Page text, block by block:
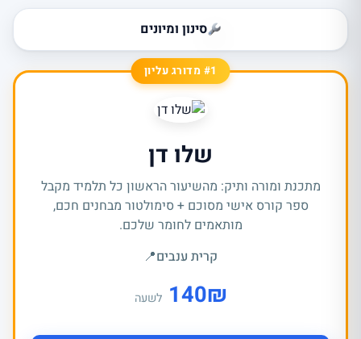
סינון ומיונים
#1 מדורג עליון
שלו דן
מתכנת ומורה ותיק: מהשיעור הראשון כל תלמיד מקבל
ספר קורס אישי מסוכם + סימולטור מבחנים חכם,
מותאמים לחומר שלכם.
קרית ענבים📍
₪
140 לשעה